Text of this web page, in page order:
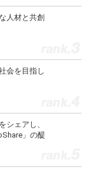
人材と共創
会を目指し
シェアし、
」の醍